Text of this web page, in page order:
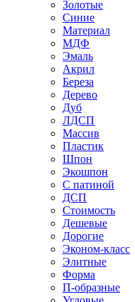
Золотые
Синие
Материал
МДФ
Эмаль
Акрил
Береза
Дерево
Дуб
ЛДСП
Массив
Пластик
Шпон
Экошпон
С патиной
ДСП
Стоимость
Дешевые
Дорогие
Эконом-класс
Элитные
Форма
П-образные